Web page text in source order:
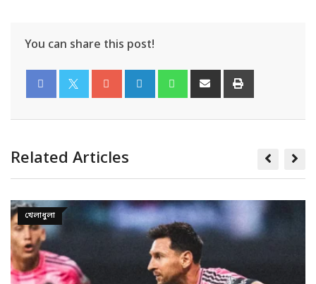
You can share this post!
Related Articles
খেলাধুলা